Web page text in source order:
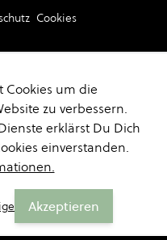
Cookies
Cookies um die
zu verbessern.
erklärst Du Dich
einverstanden.
Akzeptieren